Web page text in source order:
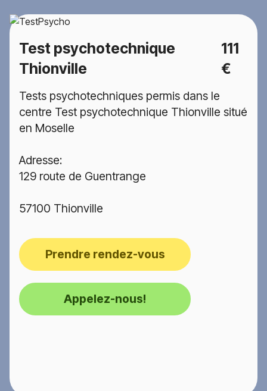
Test psychotechnique
Thionville
111
€
Tests psychotechniques permis dans le
centre Test psychotechnique Thionville situé
en Moselle
Adresse:
129 route de Guentrange
57100 Thionville
Prendre rendez-vous
Appelez-nous!